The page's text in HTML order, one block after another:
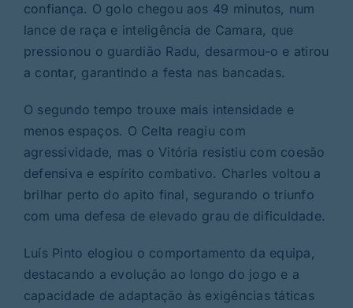
confiança. O golo chegou aos 49 minutos, num
lance de raça e inteligência de Camara, que
pressionou o guardião Radu, desarmou-o e atirou
a contar, garantindo a festa nas bancadas.
O segundo tempo trouxe mais intensidade e
menos espaços. O Celta reagiu com
agressividade, mas o Vitória resistiu com coesão
defensiva e espírito combativo. Charles voltou a
brilhar perto do apito final, segurando o triunfo
com uma defesa de elevado grau de dificuldade.
Luís Pinto elogiou o comportamento da equipa,
destacando a evolução ao longo do jogo e a
capacidade de adaptação às exigências táticas